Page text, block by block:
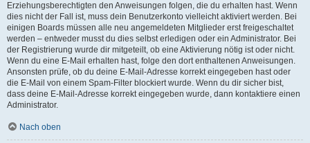
Erziehungsberechtigten den Anweisungen folgen, die du erhalten hast. Wenn
dies nicht der Fall ist, muss dein Benutzerkonto vielleicht aktiviert werden. Bei
einigen Boards müssen alle neu angemeldeten Mitglieder erst freigeschaltet
werden – entweder musst du dies selbst erledigen oder ein Administrator. Bei
der Registrierung wurde dir mitgeteilt, ob eine Aktivierung nötig ist oder nicht.
Wenn du eine E-Mail erhalten hast, folge den dort enthaltenen Anweisungen.
Ansonsten prüfe, ob du deine E-Mail-Adresse korrekt eingegeben hast oder
die E-Mail von einem Spam-Filter blockiert wurde. Wenn du dir sicher bist,
dass deine E-Mail-Adresse korrekt eingegeben wurde, dann kontaktiere einen
Administrator.
Nach oben